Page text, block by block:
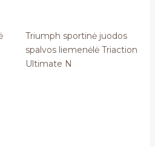
Triumph sportinė juodos
spalvos liemenėlė Triaction
Ultimate N